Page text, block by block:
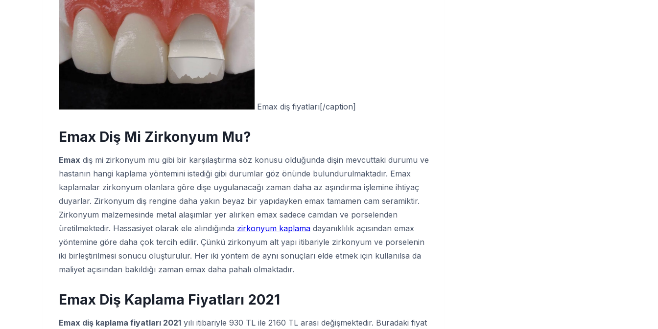
Emax diş fiyatları[/caption]
Emax Diş Mi Zirkonyum Mu?
Emax diş mi zirkonyum mu gibi bir karşılaştırma söz konusu olduğunda dişin mevcuttaki durumu ve
hastanın hangi kaplama yöntemini istediği gibi durumlar göz önünde bulundurulmaktadır. Emax
kaplamalar zirkonyum olanlara göre dişe uygulanacağı zaman daha az aşındırma işlemine ihtiyaç
duyarlar. Zirkonyum diş rengine daha yakın beyaz bir yapıdayken emax tamamen cam seramiktir.
Zirkonyum malzemesinde metal alaşımlar yer alırken emax sadece camdan ve porselenden
üretilmektedir. Hassasiyet olarak ele alındığında zirkonyum kaplama dayanıklılık açısından emax
yöntemine göre daha çok tercih edilir. Çünkü zirkonyum alt yapı itibariyle zirkonyum ve porselenin
iki birleştirilmesi sonucu oluşturulur. Her iki yöntem de aynı sonuçları elde etmek için kullanılsa da
maliyet açısından bakıldığı zaman emax daha pahalı olmaktadır.
Emax Diş Kaplama Fiyatları 2021
Emax diş kaplama fiyatları 2021 yılı itibariyle 930 TL ile 2160 TL arası değişmektedir. Buradaki fiyat